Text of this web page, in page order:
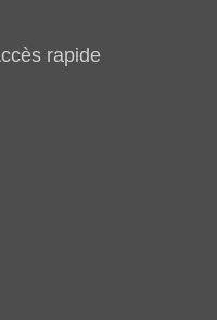
rapide